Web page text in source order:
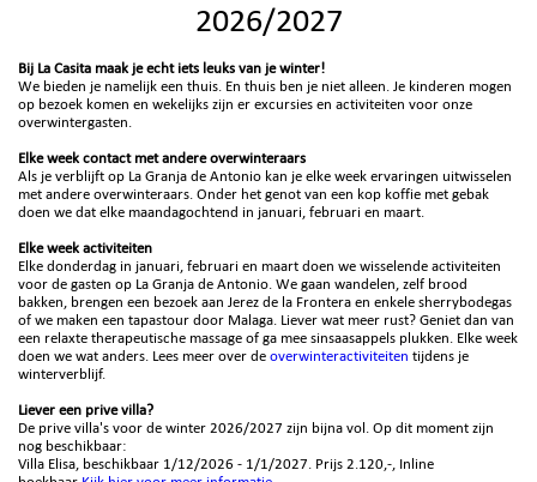
2026/2027
Bij La Casita maak je echt iets leuks van je winter!
We bieden je namelijk een thuis. En thuis ben je niet alleen. Je kinderen mogen
op bezoek komen en wekelijks zijn er excursies en activiteiten voor onze
overwintergasten.
Elke week contact met andere overwinteraars
Als je verblijft op La Granja de Antonio kan je elke week ervaringen uitwisselen
met andere overwinteraars. Onder het genot van een kop koffie met gebak
doen we dat elke maandagochtend in januari, februari en maart.
Elke week activiteiten
Elke donderdag in januari, februari en maart doen we wisselende activiteiten
voor de gasten op La Granja de Antonio. We gaan wandelen, zelf brood
bakken, brengen een bezoek aan Jerez de la Frontera en enkele sherrybodegas
of we maken een tapastour door Malaga. Liever wat meer rust? Geniet dan van
een relaxte therapeutische massage of ga mee sinsaasappels plukken. Elke week
doen we wat anders. Lees meer over de overwinteractiviteiten tijdens je
winterverblijf.
Liever een prive villa?
De prive villa's voor de winter 2026/2027 zijn bijna vol. Op dit moment zijn
nog beschikbaar:
Villa Elisa, beschikbaar 1/12/2026 - 1/1/2027. Prijs 2.120,-, Inline